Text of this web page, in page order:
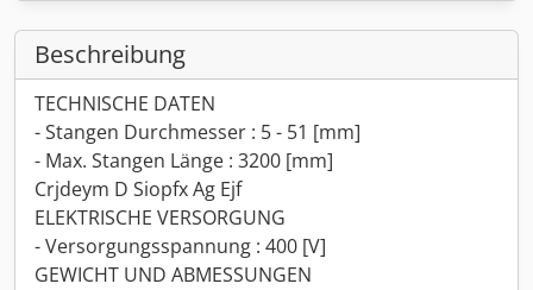
Beschreibung
TECHNISCHE DATEN
- Stangen Durchmesser : 5 - 51 [mm]
- Max. Stangen Länge : 3200 [mm]
Crjdeym D Siopfx Ag Ejf
ELEKTRISCHE VERSORGUNG
- Versorgungsspannung : 400 [V]
GEWICHT UND ABMESSUNGEN